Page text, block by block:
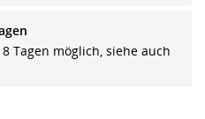
Tagen möglich, siehe auch